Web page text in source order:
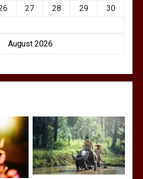
August 2026
27 28 29
30